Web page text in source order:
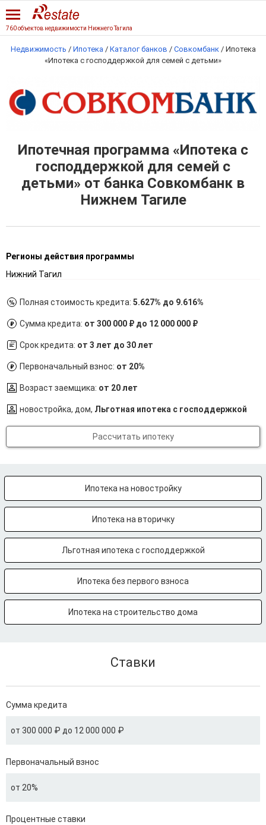
760 объектов недвижимости Нижнего Тагила
Недвижимость / Ипотека / Каталог банков / Совкомбанк / Ипотека
«Ипотека с господдержкой для семей с детьми»
Ипотечная программа «Ипотека с
господдержкой для семей с
детьми» от банка Совкомбанк в
Нижнем Тагиле
Регионы действия программы
Нижний Тагил
Полная стоимость кредита: 5.627% до 9.616%
Сумма кредита: от 300 000 ₽ до 12 000 000 ₽
Срок кредита: от 3 лет до 30 лет
Первоначальный взнос: от 20%
Возраст заемщика: от 20 лет
новостройка, дом, Льготная ипотека с господдержкой
Рассчитать ипотеку
Ипотека на новостройку
Ипотека на вторичку
Льготная ипотека с господдержкой
Ипотека без первого взноса
Ипотека на строительство дома
Ставки
Сумма кредита
от 300 000 ₽ до 12 000 000 ₽
Первоначальный взнос
от 20%
Процентные ставки